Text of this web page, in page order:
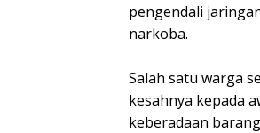
pengendali
narkoba.
Salah satu warga
kesahnya kepada
keberadaan